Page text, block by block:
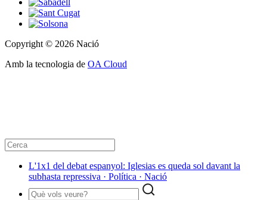
Copyright © 2026 Nació
Amb la tecnologia de OA Cloud
L'1x1 del debat espanyol: Iglesias es queda sol davant la
subhasta repressiva · Política · Nació